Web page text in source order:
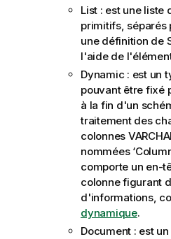
List : est une liste
primitifs, séparés
une définition de
l'aide de
Dynamic : est un
pouvant être fixé
à la fin d'un
traitement des
colonnes
nommées
comporte un en-
colonne figurant
d'informations,
dynamique.
Document : est